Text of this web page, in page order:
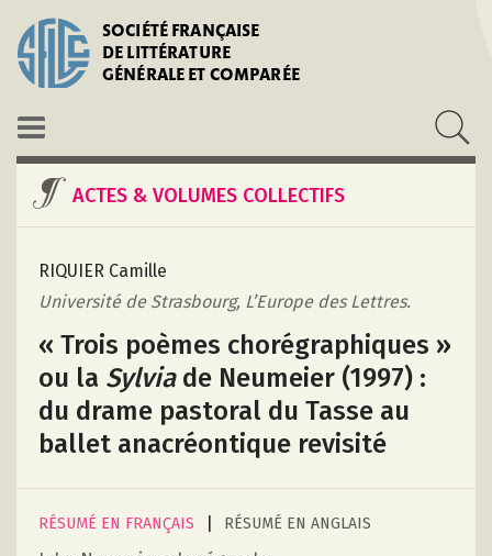
SOCIÉTÉ FRANÇAISE
DE LITTÉRATURE
GÉNÉRALE ET COMPARÉE
ACTES & VOLUMES COLLECTIFS
RIQUIER Camille
Université de Strasbourg, L’Europe des Lettres.
« Trois poèmes chorégraphiques »
ou la Sylvia de Neumeier (1997) :
du drame pastoral du Tasse au
ballet anacréontique revisité
RÉSUMÉ EN FRANÇAIS RÉSUMÉ EN ANGLAIS